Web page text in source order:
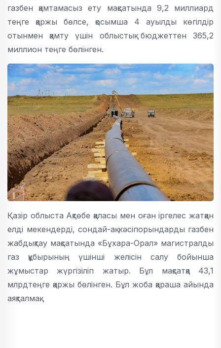
газбен қамтамасыз ету мақсатында 9,2 миллиард
теңге қаржы бөлсе, қосымша 4 ауылды көгілдір
отынмен қамту үшін облыстық бюджеттен 365,2
миллион теңге бөлінген.
Қазір облыста Ақтөбе қаласы мен оған іргелес жатқан
елді мекендерді, сондай-ақ кәсіпорындарды газбен
жабдықтау мақсатында «Бұхара-Орал» магистралды
газ құбырының үшінші желісін салу бойынша
жұмыстар жүргізіліп жатыр. Бұл мақсатқа 43,1
млрдтеңге қаржы бөлінген. Бұл жоба қараша айында
аяқталмақ.